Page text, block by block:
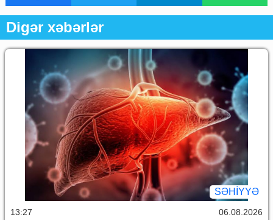
Digər xəbərlər
SƏHIYYƏ
13:27 06.08.2026